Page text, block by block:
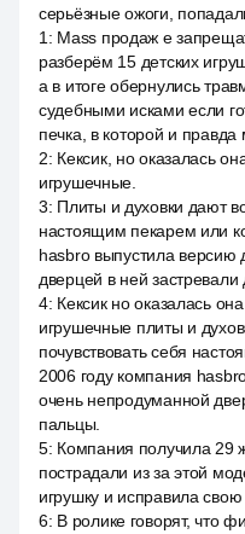
серьёзные ожоги,
1 : Mass продаж e
разберём 15 детских
а в итоге обернулись
судебными исками если
печка, в которой и
2: Кексик, но оказалась
игрушечные.
3: Плиты и духовки дают
настоящим пекарем или
hasbro выпустила версию
дверцей в ней застревали
4: Кексик но оказалась
игрушечные плиты и
почувствовать себя
2006 году компания
очень непродуманной
пальцы.
5: Компания получила 29
пострадали из за этой
игрушку и исправила свою
6: В ролике говорят, что